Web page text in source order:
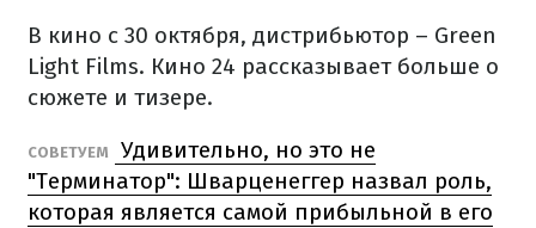
В кино с 30 октября, дистрибьютор – Green
Light Films. Кино 24 рассказывает больше о
сюжете и тизере.
СОВЕТУЕМ
Удивительно, но это не
"Терминатор": Шварценеггер назвал роль,
которая является самой прибыльной в его